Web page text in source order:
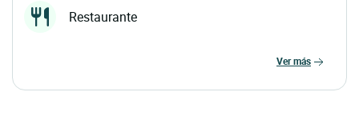
Restaurante
ver más